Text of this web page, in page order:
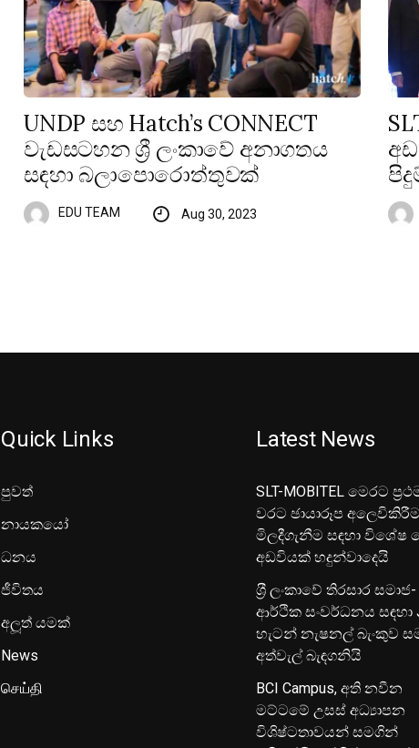
UNDP සහ Hatch’s CONNECT
වැඩසටහන ශ්‍රී ලංකාවේ අනාගතය
සඳහා බලාපොරොත්තුවක්
EDU TEAM Aug 30, 2023
Quick Links
පුවත්
නායකයෝ
ධනය
ජීවිතය
අලූත් යමක්
News
செய்தி
Latest News
SLT-MOBITEL මෙරට
වරට ඡායාරූප
මිලදීගැනීම සඳහා විශේෂ
අඩවියක් හදුන්වාදෙයි
ශ‍්‍රී ලංකාවේ තිරසාර සමාජ-
ආර්ථික සංවර්ධනය සඳහා
හැටන් නැෂනල් බැංකුව
අත්වැල් බැඳගනියි
BCI Campus, අති නවීන
මට්ටමේ උසස් අධ්‍යාපන
විශිෂ්ටතාවයන් සමගින්